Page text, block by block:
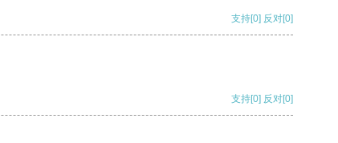
支持[0] 反对[0]
支持[0] 反对[0]